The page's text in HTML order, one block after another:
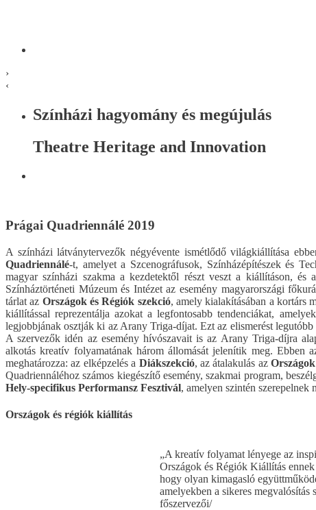
›
‹
Színházi hagyomány és megújulás
Theatre Heritage and Innovation
Prágai Quadriennálé 2019
A színházi látványtervezők négyévente ismétlődő világkiállítása
Quadriennálé-t, amelyet a Szcenográfusok, Színházépítészek és
magyar színházi szakma a kezdetektől részt veszt a kiállításon,
Színháztörténeti Múzeum és Intézet az esemény magyarországi
tárlat az Országok és Régiók szekció, amely kialakításában a kortárs
kiállítással reprezentálja azokat a legfontosabb tendenciákat,
legjobbjának osztják ki az Arany Triga-díjat. Ezt az elismerést
A szervezők idén az esemény hívószavait is az Arany Triga-díjra
alkotás kreatív folyamatának három állomását jelenítik meg. Ebben
meghatározza: az elképzelés a Diákszekció, az átalakulás az
Quadriennáléhoz számos kiegészítő esemény, szakmai program,
Hely-specifikus Performansz Fesztivál, amelyen szintén szerepelnek
Országok és régiók kiállítás
„A kreatív folyamat lényege az
Országok és Régiók Kiállítás
hogy olyan kimagasló
amelyekben a sikeres megvalósítás
főszervezői/